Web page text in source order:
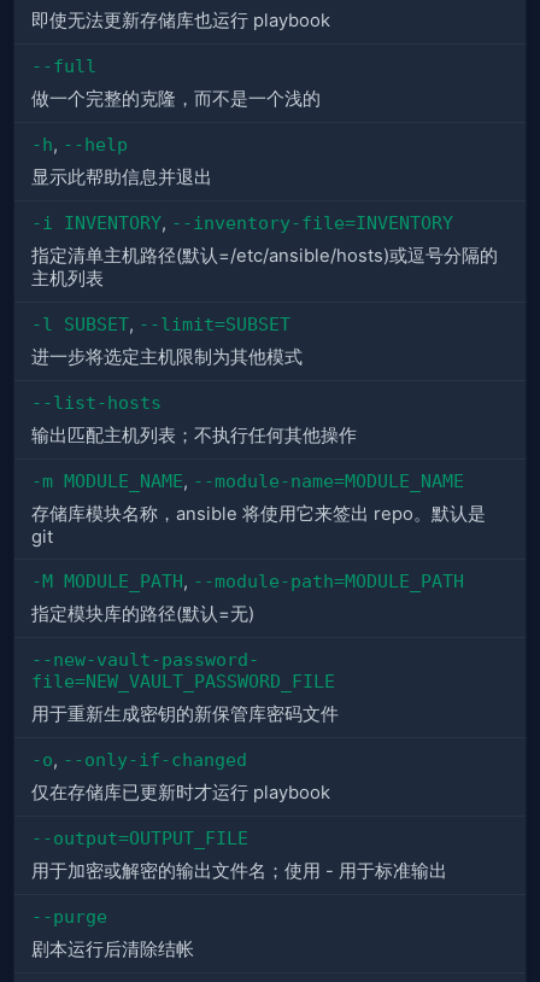
即使无法更新存储库也运行 playbook
--full
做一个完整的克隆，而不是一个浅的
-h, --help
显示此帮助信息并退出
-i INVENTORY, --inventory-file=INVENTORY
指定清单主机路径(默认=/etc/ansible/hosts)或逗号分隔的
主机列表
-l SUBSET, --limit=SUBSET
进一步将选定主机限制为其他模式
--list-hosts
输出匹配主机列表；不执行任何其他操作
-m MODULE_NAME, --module-name=MODULE_NAME
存储库模块名称，ansible 将使用它来签出 repo。默认是
git
-M MODULE_PATH, --module-path=MODULE_PATH
指定模块库的路径(默认=无)
--new-vault-password-
file=NEW_VAULT_PASSWORD_FILE
用于重新生成密钥的新保管库密码文件
-o, --only-if-changed
仅在存储库已更新时才运行 playbook
--output=OUTPUT_FILE
用于加密或解密的输出文件名；使用 - 用于标准输出
--purge
剧本运行后清除结帐